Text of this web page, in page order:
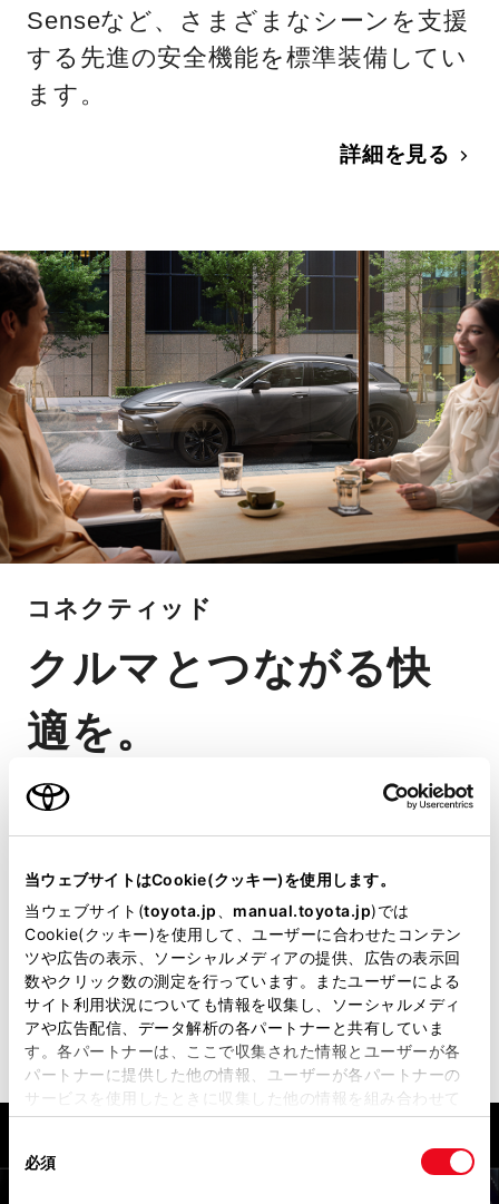
当ウェブサイトはCookie(クッキー)を使用します。
当ウェブサイト(toyota.jp manual.toyota.jp)では
Cookie(クッキー)を使用して、ユーザーに合わせたコンテン
ツや広告の表示、ソーシャルメディアの提供、広告の表示回
数やクリック数の測定を行っています。またユーザーによる
サイト利用状況についても情報を収集し、ソーシャルメディ
アや広告配信、データ解析の各パートナーと共有していま
す。各パートナーは、ここで収集された情報とユーザーが各
パートナーに提供した他の情報、ユーザーが各パートナーの
サービスを使用したときに収集した他の情報を組み合わせて
使用することがあります。当ウェブサイトの使用を続行する
意
必須
Senseなど、さまざまなシーンを支援
する先進の安全機能を標準装備してい
ます。
詳細を見る
コネクティッド
クルマとつながる快
適を。
運転中はもちろん、車外にいる時で
も。
クルマと情報をつなぐコネクティッ
ドがあれば、快適・安心・スマートな
移動が日常になる。
詳細を見る